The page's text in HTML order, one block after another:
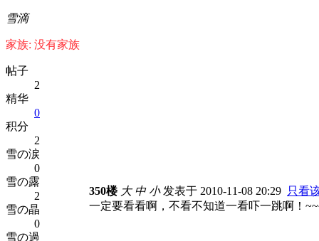
雪滴
家族: 没有家族
帖子
2
精华
0
积分
2
雪の涙
0
雪の露
2
雪の晶
0
雪の過
350楼 大 中 小发表于 2010-11-08 20:29 只看
一定要看看啊，不看不知道一看吓一跳啊！